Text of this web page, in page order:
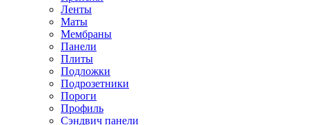
Ленты
Маты
Мембраны
Панели
Плиты
Подложки
Подрозетники
Пороги
Профиль
Сэндвич панели